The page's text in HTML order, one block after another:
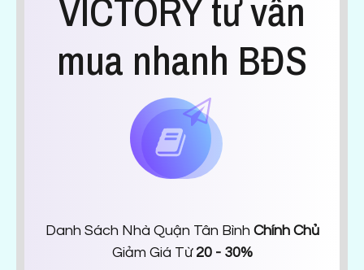
VICTORY tư vấn
mua nhanh BĐS
Danh Sách Nhà Quận Tân Bình Chính Chủ
Giảm Giá Từ 20 - 30%